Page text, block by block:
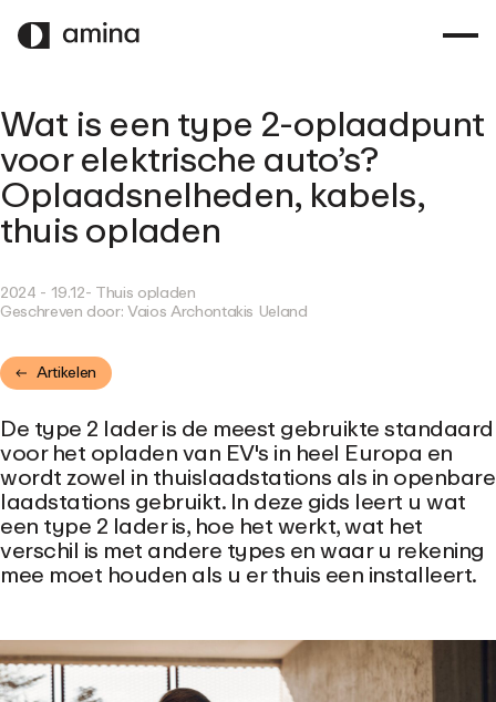
NAAR
HOOFDINHOUD
Wat is een type 2-oplaadpunt
voor elektrische auto’s?
Oplaadsnelheden, kabels,
thuis opladen
2024 - 19.12- Thuis opladen
Geschreven door:Vaios Archontakis Ueland
Artikelen
De type 2 lader is de meest gebruikte standaard
voor het opladen van EV's in heel Europa en
wordt zowel in thuislaadstations als in openbare
laadstations gebruikt. In deze gids leert u wat
een type 2 lader is, hoe het werkt, wat het
verschil is met andere types en waar u rekening
mee moet houden als u er thuis een installeert.